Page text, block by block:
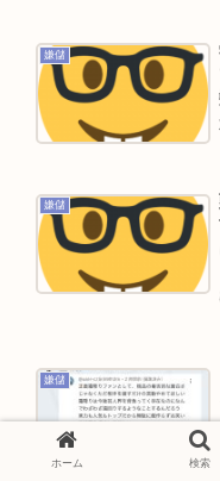
“テレビ大好き”
た…
嫌儲
嫌儲
嫌儲
ホーム 検索